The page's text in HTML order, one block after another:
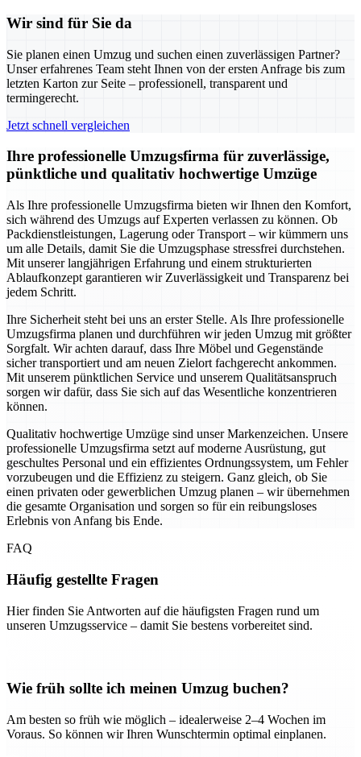
Wir sind für Sie da
Sie planen einen Umzug und suchen einen zuverlässigen Partner?
Unser erfahrenes Team steht Ihnen von der ersten Anfrage bis zum
letzten Karton zur Seite – professionell, transparent und
termingerecht.
Jetzt schnell vergleichen
Ihre professionelle Umzugsfirma für zuverlässige,
pünktliche und qualitativ hochwertige Umzüge
Als Ihre professionelle Umzugsfirma bieten wir Ihnen den Komfort,
sich während des Umzugs auf Experten verlassen zu können. Ob
Packdienstleistungen, Lagerung oder Transport – wir kümmern uns
um alle Details, damit Sie die Umzugsphase stressfrei durchstehen.
Mit unserer langjährigen Erfahrung und einem strukturierten
Ablaufkonzept garantieren wir Zuverlässigkeit und Transparenz bei
jedem Schritt.
Ihre Sicherheit steht bei uns an erster Stelle. Als Ihre professionelle
Umzugsfirma planen und durchführen wir jeden Umzug mit größter
Sorgfalt. Wir achten darauf, dass Ihre Möbel und Gegenstände
sicher transportiert und am neuen Zielort fachgerecht ankommen.
Mit unserem pünktlichen Service und unserem Qualitätsanspruch
sorgen wir dafür, dass Sie sich auf das Wesentliche konzentrieren
können.
Qualitativ hochwertige Umzüge sind unser Markenzeichen. Unsere
professionelle Umzugsfirma setzt auf moderne Ausrüstung, gut
geschultes Personal und ein effizientes Ordnungssystem, um Fehler
vorzubeugen und die Effizienz zu steigern. Ganz gleich, ob Sie
einen privaten oder gewerblichen Umzug planen – wir übernehmen
die gesamte Organisation und sorgen so für ein reibungsloses
Erlebnis von Anfang bis Ende.
FAQ
Häufig gestellte Fragen
Hier finden Sie Antworten auf die häufigsten Fragen rund um
unseren Umzugsservice – damit Sie bestens vorbereitet sind.
Wie früh sollte ich meinen Umzug buchen?
Am besten so früh wie möglich – idealerweise 2–4 Wochen im
Voraus. So können wir Ihren Wunschtermin optimal einplanen.